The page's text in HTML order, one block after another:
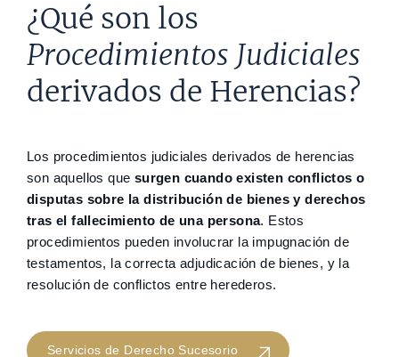
¿Qué son los
Procedimientos Judiciales
derivados de Herencias?
Los procedimientos judiciales derivados de herencias
son aquellos que surgen cuando existen conflictos o
disputas sobre la distribución de bienes y derechos
tras el fallecimiento de una persona. Estos
procedimientos pueden involucrar la impugnación de
testamentos, la correcta adjudicación de bienes, y la
resolución de conflictos entre herederos.
Servicios de Derecho Sucesorio